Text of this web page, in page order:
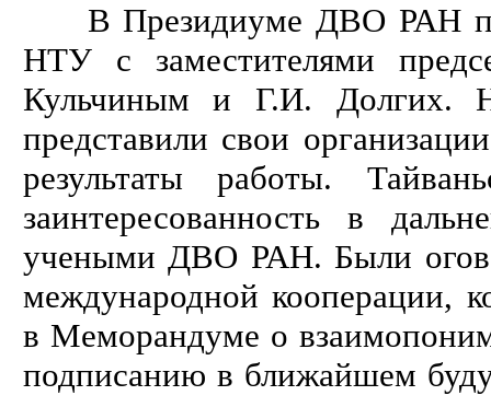
В Президиуме ДВО РАН
НТУ с заместителями
Кульчиным и Г.И. Долгих.
представили свои
результаты работы.
заинтересованность в
учеными ДВО РАН. Были
международной кооперации,
в Меморандуме о
подписанию в ближайшем